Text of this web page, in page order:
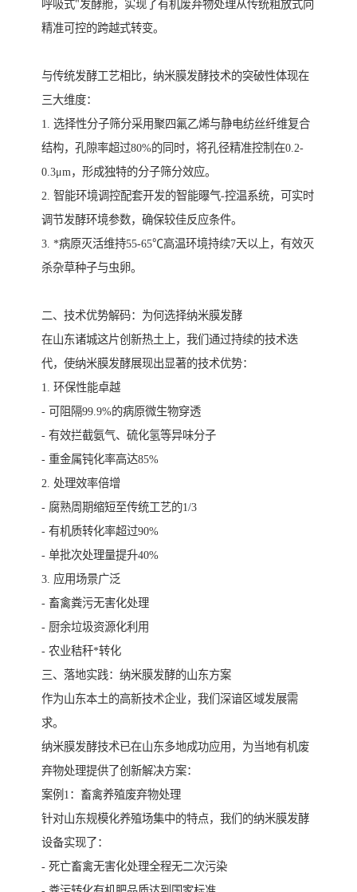
呼吸式"发酵舱，实现了有机废弃物处理从传统粗放式向
精准可控的跨越式转变。
与传统发酵工艺相比，纳米膜发酵技术的突破性体现在
三大维度：
1. 选择性分子筛分采用聚四氟乙烯与静电纺丝纤维复合
结构，孔隙率超过80%的同时，将孔径精准控制在0.2-
0.3μm，形成独特的分子筛分效应。
2. 智能环境调控配套开发的智能曝气-控温系统，可实时
调节发酵环境参数，确保较佳反应条件。
3. *病原灭活维持55-65℃高温环境持续7天以上，有效灭
杀杂草种子与虫卵。
二、技术优势解码：为何选择纳米膜发酵
在山东诸城这片创新热土上，我们通过持续的技术迭
代，使纳米膜发酵展现出显著的技术优势：
1. 环保性能卓越
- 可阻隔99.9%的病原微生物穿透
- 有效拦截氨气、硫化氢等异味分子
- 重金属钝化率高达85%
2. 处理效率倍增
- 腐熟周期缩短至传统工艺的1/3
- 有机质转化率超过90%
- 单批次处理量提升40%
3. 应用场景广泛
- 畜禽粪污无害化处理
- 厨余垃圾资源化利用
- 农业秸秆*转化
三、落地实践：纳米膜发酵的山东方案
作为山东本土的高新技术企业，我们深谙区域发展需
求。
纳米膜发酵技术已在山东多地成功应用，为当地有机废
弃物处理提供了创新解决方案：
案例1：畜禽养殖废弃物处理
针对山东规模化养殖场集中的特点，我们的纳米膜发酵
设备实现了：
- 死亡畜禽无害化处理全程无二次污染